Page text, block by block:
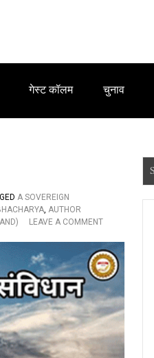
गेस्ट कॉलम चुनाव
A SOVEREIGN
, AUTHOR
LEAVE A COMMENTO
‘
सा
र्व
भौ
म
सं
वि
धा
e
a